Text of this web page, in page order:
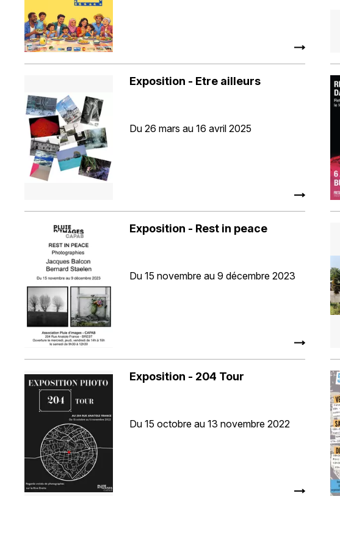
Exposition - Etre ailleurs
Du 26 mars au 16 avril 2025
Exposition - Rest in peace
Du 15 novembre au 9 décembre 2023
Exposition - 204 Tour
Du 15 octobre au 13 novembre 2022